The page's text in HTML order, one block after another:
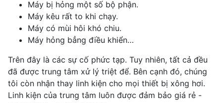
Máy bị hỏng một số bộ phận.
Máy kêu rất to khi chạy.
Máy có mùi hôi khó chiu.
Máy hỏng bẳng điều khiển…
Trên đây là các sự cố phức tạp. Tuy nhiên, tất cả đều
đã được trung tâm xử lý triệt để. Bên cạnh đó, chúng
tôi còn nhận thay linh kiện cho mọi thiết bị xông hơi.
Linh kiện của trung tâm luôn được đảm bảo giá rẻ -